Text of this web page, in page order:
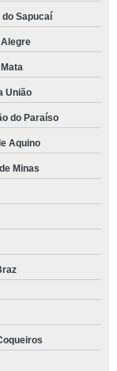
Sapucaí
União
do Paraíso
Aquino
Minas